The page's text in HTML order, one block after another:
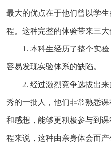
最大的优点在于他们曾以学
程。这种完整的体验带来三大
1. 本科生经历了整个实
容易发现实验体系的缺陷。
2. 经过激烈竞争选拔出
秀的一批人，他们非常熟悉
和感想，能够更积极参与到
程来说，这种由亲身体会而